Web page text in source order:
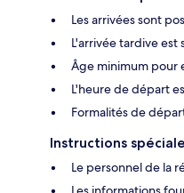
Les arrivées sont
L'arrivée tardive est
Âge minimum pour
L'heure de départ
Formalités de
Instructions
Le personnel de la